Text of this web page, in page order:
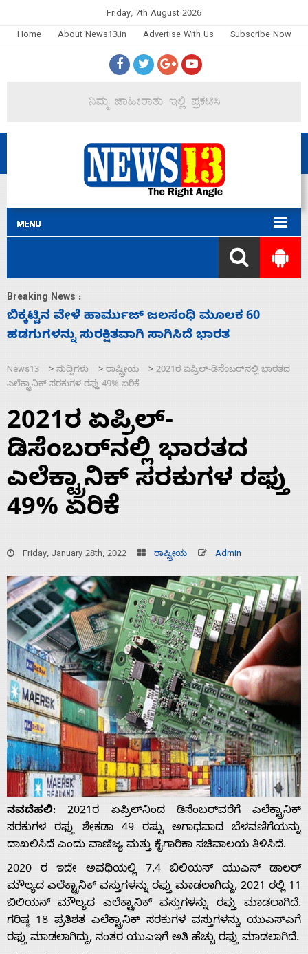
Friday, 7th August 2026
Home
About News13.in Advertise With Us Subscribe Now
Breaking News :
ನಾಗೇಂದ್ರ ರಾಜೀನಾಮೆ ಕೊಡದಿದ್ದರೆ ಸದನ ನಡೆಸಲು
ಬಿಡೆವು: ಛಲವಾದಿ ನಾರಾಯಣಸ್ವಾಮಿ
News13 > ಸುದ್ದಿಗಳು > ರಾಷ್ಟ್ರೀಯ > 2021ರ ಏಪ್ರಿಲ್-ಡಿಸೆಂಬರ್‌ನಲ್ಲಿ ಭಾರತದ
ಎಲೆಕ್ಟ್ರಾನಿಕ್ ಸರಕುಗಳ ರಫ್ತು 49% ಏರಿಕೆ
2021ರ ಏಪ್ರಿಲ್-
ಡಿಸೆಂಬರ್‌ನಲ್ಲಿ ಭಾರತದ
ಎಲೆಕ್ಟ್ರಾನಿಕ್ ಸರಕುಗಳ ರಫ್ತು
49% ಏರಿಕೆ
Friday, January 28th, 2022 ರಾಷ್ಟ್ರೀಯ Admin
ನವದೆಹಲಿ: 2021ರ ಏಪ್ರಿಲ್‌ನಿಂದ ಡಿಸೆಂಬರ್‌ವರೆಗೆ ಎಲೆಕ್ಟ್ರಾನಿಕ್
ಸರಕುಗಳ ರಫ್ತು ಶೇಕಡಾ 49 ರಷ್ಟು ಅಗಾಧವಾದ ಬೆಳವಣಿಗೆಯನ್ನು
ದಾಖಲಿಸಿದೆ ಎಂದು ವಾಣಿಜ್ಯ ಮತ್ತು ಕೈಗಾರಿಕಾ ಸಚಿವಾಲಯ ತಿಳಿಸಿದೆ.
2020 ರ ಇದೇ ಅವಧಿಯಲ್ಲಿ 7.4 ಬಿಲಿಯನ್ ಯುಎಸ್ ಡಾಲರ್
ಮೌಲ್ಯದ ಎಲೆಕ್ಟ್ರಾನಿಕ್ ವಸ್ತುಗಳನ್ನು ರಫ್ತು ಮಾಡಲಾಗಿದ್ದು, 2021 ರಲ್ಲಿ 11
ಬಿಲಿಯನ್ ಮೌಲ್ಯದ ಎಲೆಕ್ಟ್ರಾನಿಕ್ ವಸ್ತುಗಳನ್ನು ರಫ್ತು ಮಾಡಲಾಗಿದೆ.
ಗರಿಷ್ಠ 18 ಪ್ರತಿಶತ ಎಲೆಕ್ಟ್ರಾನಿಕ್ ಸರಕುಗಳ ವಸ್ತುಗಳನ್ನು ಯುಎಸ್‌ಎಗೆ
ರಫ್ತು ಮಾಡಲಾಗಿದ್ದು, ನಂತರ ಯುಎಇಗೆ ಅತಿ ಹೆಚ್ಚು ರಫ್ತು ಮಾಡಲಾಗಿದೆ.